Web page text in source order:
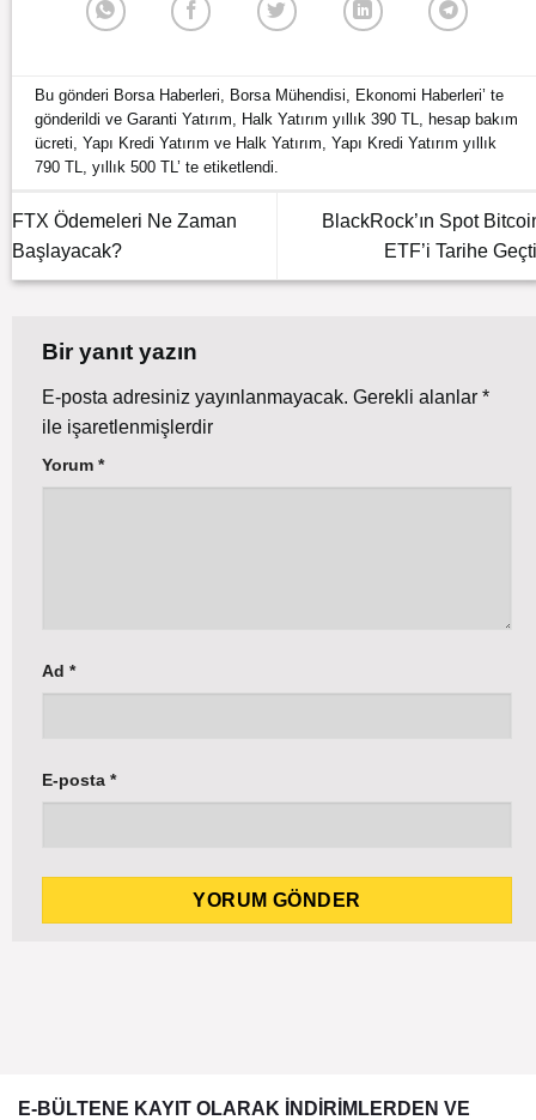
Bu gönderi Borsa Haberleri, Borsa Mühendisi, Ekonomi Haberleri’ te
gönderildi veGaranti Yatırım, Halk Yatırım yıllık 390 TL, hesap bakım
ücreti,Yapı Kredi Yatırım ve Halk Yatırım,Yapı Kredi Yatırım yıllık
790 TL,yıllık 500 TL’ te etiketlendi.
FTX Ödemeleri Ne Zaman
Başlayacak?
BlackRock’ın Spot
ETF’i Tarihe
Bir yanıt yazın
E-posta adresiniz yayınlanmayacak. Gerekli alanlar *
ile işaretlenmişlerdir
Yorum *
Ad *
E-posta *
E-BÜLTENE KAYIT OLARAK İNDİRİMLERDEN VE